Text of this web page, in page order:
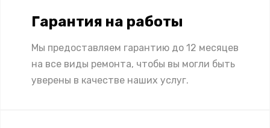
Гарантия на работы
Мы предоставляем гарантию до 12 месяцев
на все виды ремонта, чтобы вы могли быть
уверены в качестве наших услуг.